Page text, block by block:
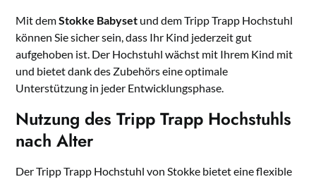
Mit demStokke Babyset und dem Tripp Trapp Hochstuhl
können Sie sicher sein, dass Ihr Kind jederzeit gut
aufgehoben ist. Der Hochstuhl wächst mit Ihrem Kind mit
und bietet dank des Zubehörs eine optimale
Unterstützung in jeder Entwicklungsphase.
Nutzung des Tripp Trapp Hochstuhls
nach Alter
Der Tripp Trapp Hochstuhl von Stokke bietet eine flexible